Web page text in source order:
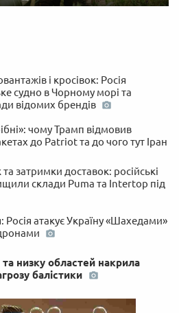
і кросівок: Росія
судно в Чорному морі та
відомих брендів
чому Трамп відмовив
до Patriot та до чого тут Іран
затримки доставок: російські
склади Puma та Intertop під
атакує Україну «Шахедами»
та низку областей накрила
балістики